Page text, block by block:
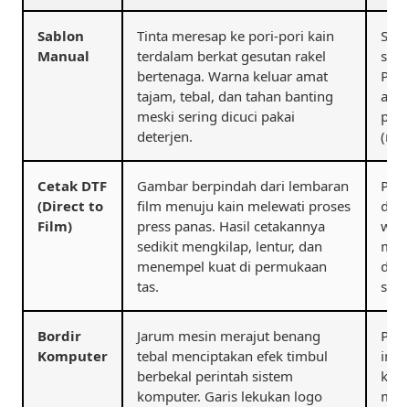
Sablon
Manual
Tinta meresap ke pori-pori kain
terdalam berkat gesutan rakel
bertenaga. Warna keluar amat
tajam, tebal, dan tahan banting
meski sering dicuci pakai
deterjen.
Cetak DTF
(Direct to
Film)
Gambar berpindah dari lembaran
film menuju kain melewati proses
press panas. Hasil cetakannya
sedikit mengkilap, lentur, dan
menempel kuat di permukaan
tas.
Bordir
Komputer
Jarum mesin merajut benang
tebal menciptakan efek timbul
berbekal perintah sistem
komputer. Garis lekukan logo